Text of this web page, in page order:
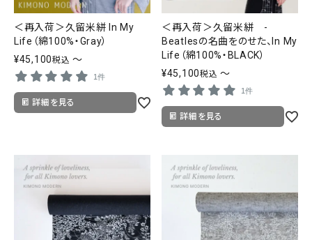
＜再入荷＞久留米絣 In My
Life（綿100%・Gray）
¥45,100税込 〜
1件
詳細を見る
＜再入荷＞久留米絣 -
Beatlesの名曲をのせた、In My
Life（綿100%・BLACK）
¥45,100税込 〜
1件
詳細を見る